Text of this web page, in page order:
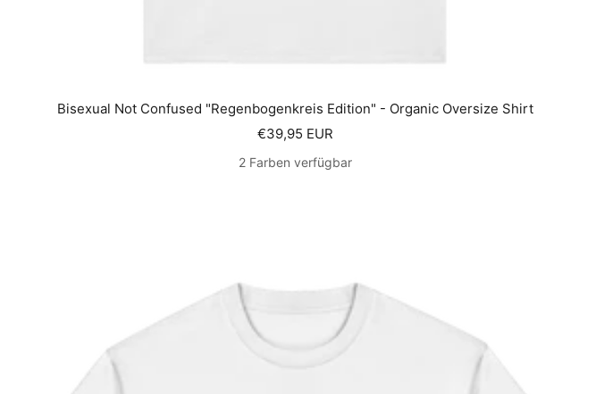
Bisexual Not Confused "Regenbogenkreis Edition" - Organic Oversize Shirt
Angebotspreis
€39,95 EUR
2 Farben verfügbar